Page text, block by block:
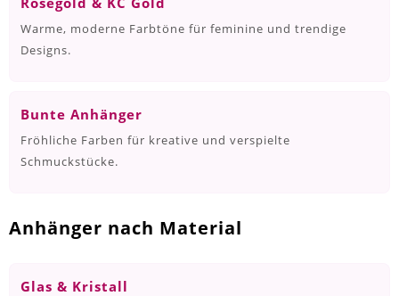
Warme, moderne Farbtöne für feminine und trendige
Designs.
Bunte Anhänger
Fröhliche Farben für kreative und verspielte
Schmuckstücke.
Anhänger nach Material
Glas & Kristall